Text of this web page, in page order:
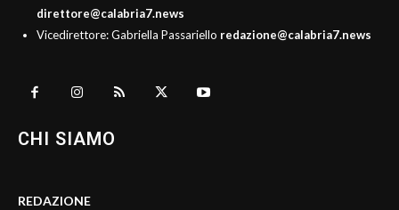
direttore@calabria7.news
Vicedirettore: Gabriella Passariello redazione@calabria7.news
CHI SIAMO
REDAZIONE